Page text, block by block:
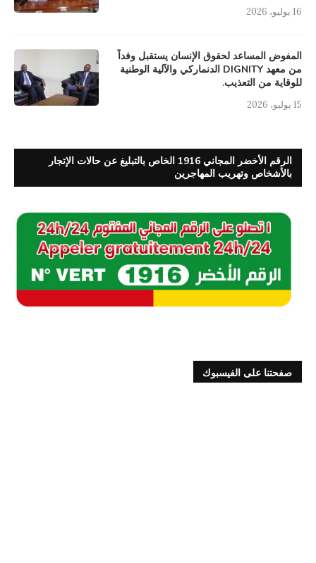
16 يوليو، 2026
المفوض المساعد لحقوق الإنسان يستقبل وفداً
من معهد DIGNITY الدنماركي والآلية الوطنية
للوقاية من التعذيب.
15 يوليو، 2026
الرقم الأخضر المجاني 1916 الخاص بالتبليغ عن حالات الإتجار
بالأشخاص وتهريب المهاجرين
صفحتنا على الفيسبوك